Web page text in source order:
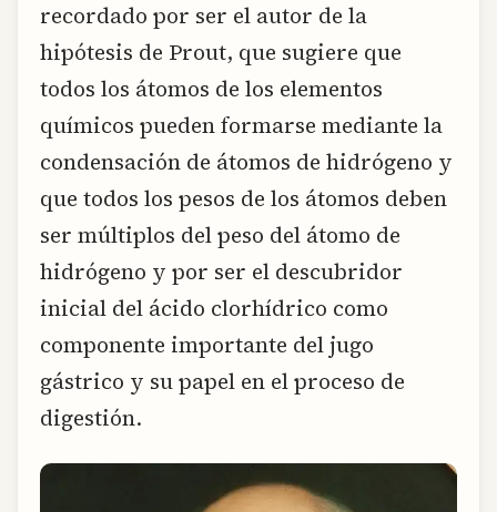
recordado por ser el autor de la
hipótesis de Prout, que sugiere que
todos los átomos de los elementos
químicos pueden formarse mediante la
condensación de átomos de hidrógeno y
que todos los pesos de los átomos deben
ser múltiplos del peso del átomo de
hidrógeno y por ser el descubridor
inicial del ácido clorhídrico como
componente importante del jugo
gástrico y su papel en el proceso de
digestión.